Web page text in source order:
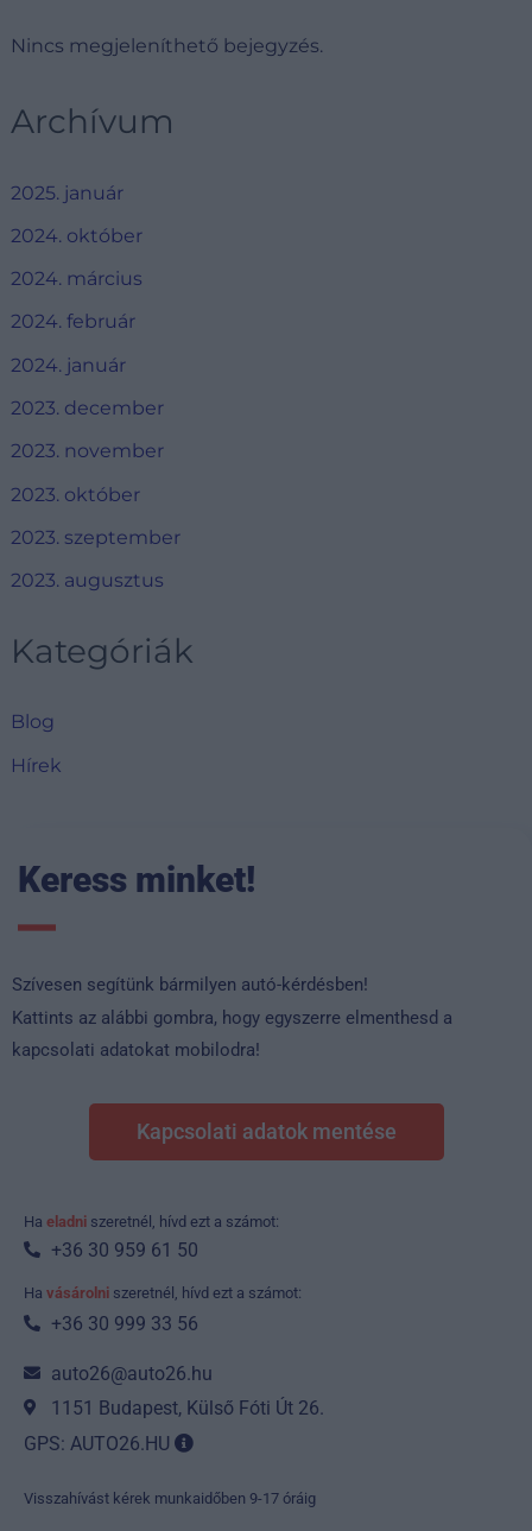
Nincs megjeleníthető bejegyzés.
Archívum
2025. január
2024. október
2024. március
2024. február
2024. január
2023. december
2023. november
2023. október
2023. szeptember
2023. augusztus
Kategóriák
Blog
Hírek
Keress minket!
Szívesen segítünk bármilyen autó-kérdésben!
Kattints az alábbi gombra, hogy egyszerre elmenthesd a
kapcsolati adatokat mobilodra!
Ha eladni szeretnél, hívd ezt a számot:
+36 30 959 61 50
Ha vásárolni szeretnél, hívd ezt a számot:
+36 30 999 33 56
auto26@auto26.hu
1151 Budapest, Külső Fóti Út 26.
GPS: AUTO26.HU
Visszahívást kérek munkaidőben 9-17 óráig
Kapcsolati adatok mentése